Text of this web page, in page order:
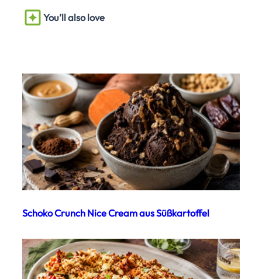
You’ll also love
Schoko Crunch Nice Cream aus Süßkartoffel